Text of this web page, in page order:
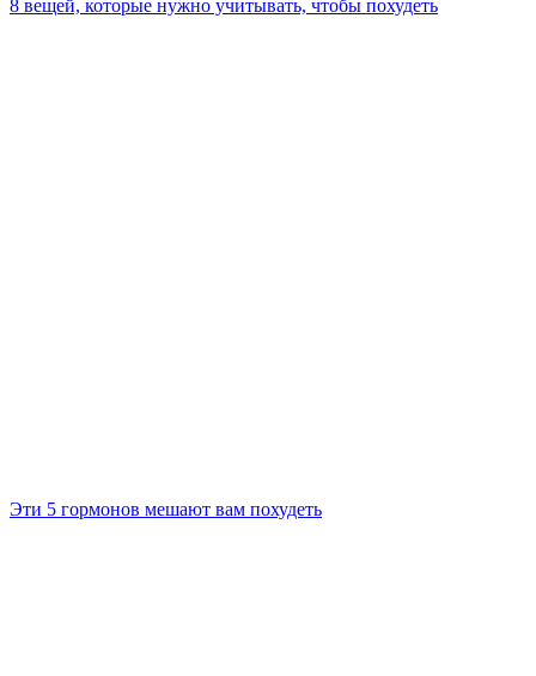
8 вещей, которые нужно учитывать, чтобы похудеть
Эти 5 гормонов мешают вам похудеть